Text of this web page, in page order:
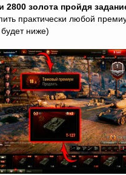
2800 золота пройдя
практически любой
ниже)